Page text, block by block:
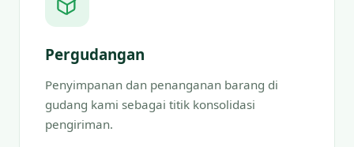
Pergudangan
Penyimpanan dan penanganan barang di
gudang kami sebagai titik konsolidasi
pengiriman.